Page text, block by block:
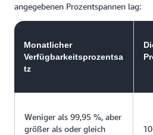
angegebenen Prozentspannen lag:
Monatlicher
Verfügbarkeitsprozentsa
tz
Weniger als 99,95 %, aber
größer als oder gleich